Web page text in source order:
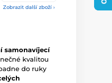
Zobrazit další zboží ›
samonavíjecí
kvalitou
do ruky